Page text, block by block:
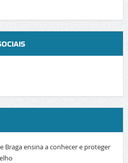
Braga ensina a conhecer e proteger